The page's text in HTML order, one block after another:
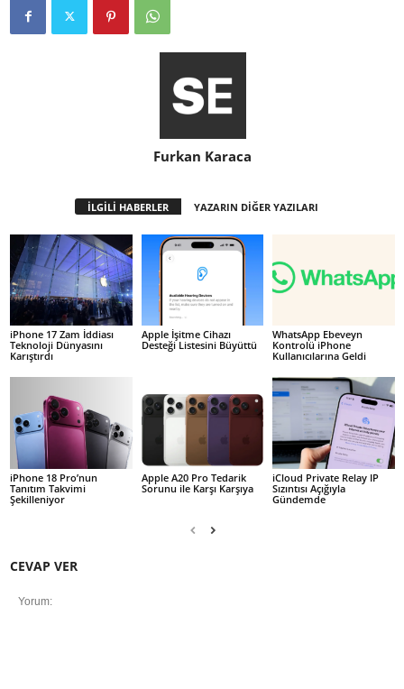
Furkan Karaca
İLGİLİ HABERLER YAZARIN DİĞER YAZILARI
iPhone 17 Zam İddiası
Teknoloji Dünyasını
Karıştırdı
Apple İşitme Cihazı
Desteği Listesini Büyüttü
WhatsApp Ebeveyn
Kontrolü iPhone
Kullanıcılarına Geldi
iPhone 18 Pro’nun
Tanıtım Takvimi
Şekilleniyor
Apple A20 Pro Tedarik
Sorunu ile Karşı Karşıya
iCloud Private Relay IP
Sızıntısı Açığıyla
Gündemde
CEVAP VER